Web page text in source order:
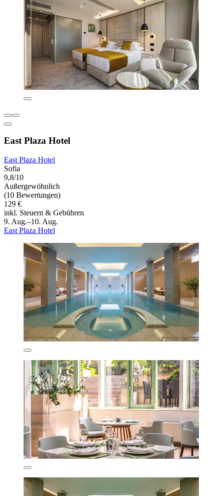
East Plaza Hotel
East Plaza Hotel
Sofia
9,8/10
Außergewöhnlich
(10 Bewertungen)
129 €
inkl. Steuern & Gebühren
9. Aug.–10. Aug.
East Plaza Hotel